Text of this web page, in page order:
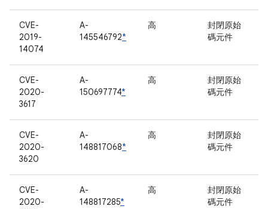
CVE-
2019-
14074
A-
145546792*
高
封閉原始
碼元件
CVE-
2020-
3617
A-
150697774*
高
封閉原始
碼元件
CVE-
2020-
3620
A-
148817068*
高
封閉原始
碼元件
CVE-
2020-
A-
148817285*
高
封閉原始
碼元件